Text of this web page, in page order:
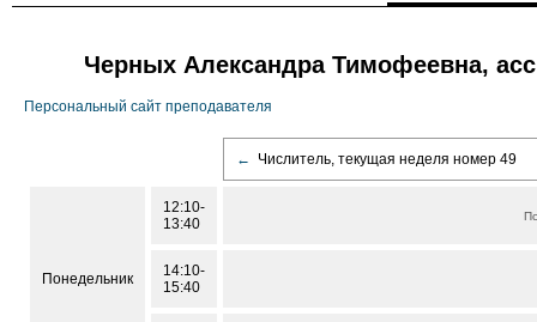
Черных Александра Тимофеевна,
Персональный сайт преподавателя
← Числитель, текущая неделя номер 49
Понедельник
12:10-
13:40
14:10-
15:40